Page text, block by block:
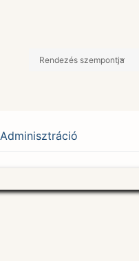
Rendezés szempontja
Adminisztráció